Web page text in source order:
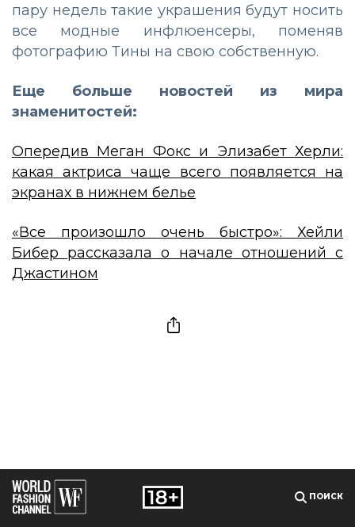
пару недель такие украшения будут носить
все модные инфлюенсеры, поменяв
фотографию Тины на свою собственную.
Еще больше новостей из мира
знаменитостей:
Опередив Меган Фокс и Элизабет Херли:
какая актриса чаще всего появляется на
экранах в нижнем белье
«Все произошло очень быстро»: Хейли
Бибер рассказала о начале отношений с
Джастином
ПОИСК